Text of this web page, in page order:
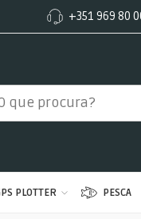
+351 969 80
PLOTTER PESCA